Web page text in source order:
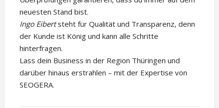
neuesten Stand bist.
Ingo Eibertsteht für Qualität und Transparenz, denn
der Kunde ist König und kann alle Schritte
hinterfragen.
Lass dein Business in der Region Thüringen und
darüber hinaus erstrahlen – mit der Expertise von
SEOGERA.